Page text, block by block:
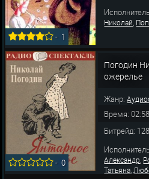
- 1
Николай,
-0
Погодин
ожерелье
Жанр:
Время:
Битрейд:
Александр,
Татьяна,